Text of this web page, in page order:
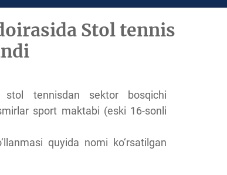
Stol tennis
stol tennisdan sektor bosqichi
sport maktabi (eski 16-sonli
quyida nomi ko‘rsatilgan